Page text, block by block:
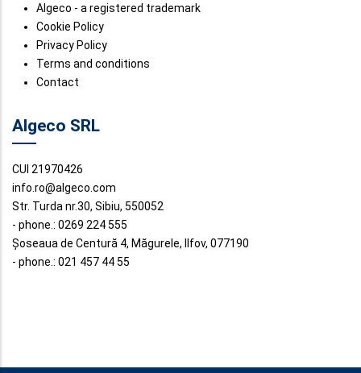
Algeco - a registered trademark
Cookie Policy
Privacy Policy
Terms and conditions
Contact
Algeco SRL
CUI 21970426
info.ro@algeco.com
Str. Turda nr.30, Sibiu, 550052
- phone.: 0269 224 555
Șoseaua de Centură 4, Măgurele, Ilfov, 077190
- phone.: 021 457 44 55